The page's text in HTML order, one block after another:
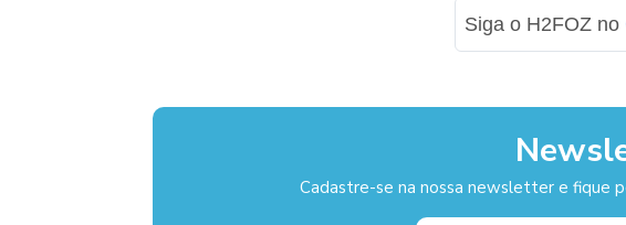
Siga o H2FOZ no
Cadastre-se na nossa newsletter e fique